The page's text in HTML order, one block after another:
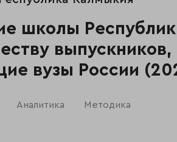
школы
вузы России
Аналитика Методика